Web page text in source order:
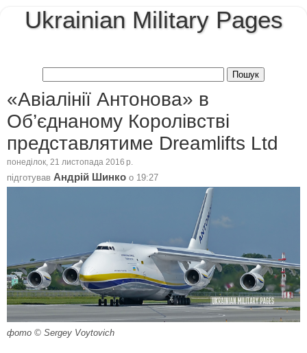
Ukrainian Military Pages
«Авіалінії Антонова» в
Об’єднаному Королівстві
представлятиме Dreamlifts Ltd
понеділок, 21 листопада 2016 р.
підготував Андрій Шинко о 19:27
фото © Sergey Voytovich